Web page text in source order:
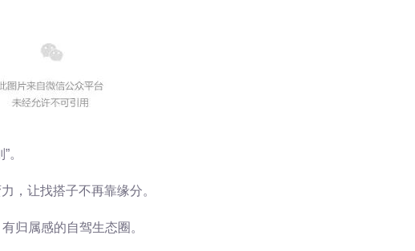
。
，让找搭子不再靠缘分。
归属感的自驾生态圈。